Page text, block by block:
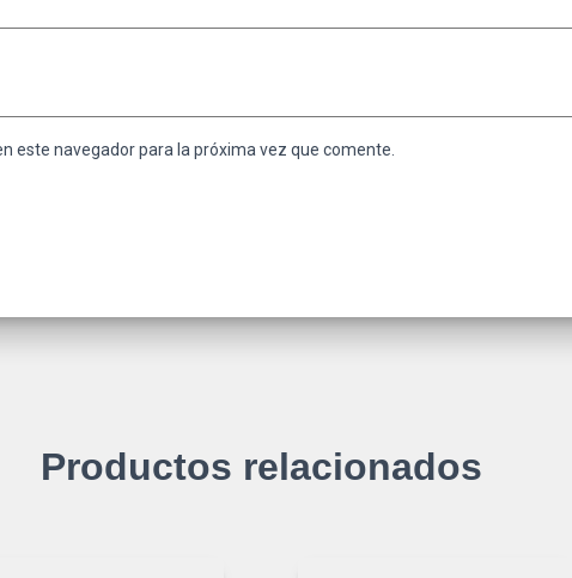
este navegador para la próxima vez que comente.
Productos relacionados